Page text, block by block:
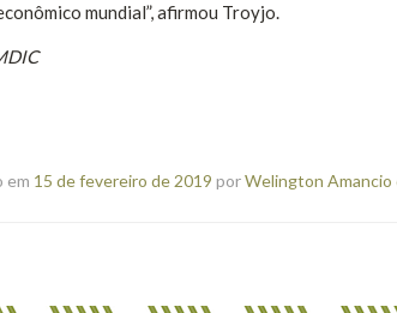
mundial”, afirmou Troyjo.
em 15 de fevereiro de 2019 porWelington Amancio